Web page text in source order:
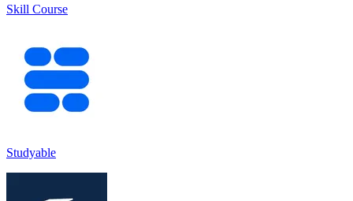
Skill Course
Studyable